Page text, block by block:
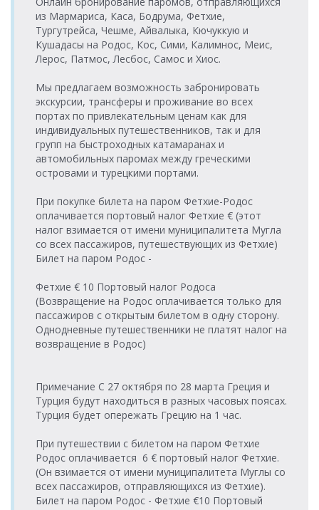
из Мармариса, Каса, Бодрума, Фетхие,
Тургутрейса, Чешме, Айвалыка, Кючуккую и
Кушадасы на Родос, Кос, Сими, Калимнос, Меис,
Лерос, Патмос, Лесбос, Самос и Хиос.
Мы предлагаем возможность забронировать
экскурсии, трансферы и проживание во всех
портах по привлекательным ценам как для
индивидуальных путешественников, так и для
групп на быстроходных катамаранах и
автомобильных паромах между греческими
островами и турецкими портами.
При покупке билета на паром Фетхие-Родос
оплачивается портовый налог Фетхие € (этот
налог взимается от имени муниципалитета Мугла
со всех пассажиров, путешествующих из Фетхие)
Билет на паром Родос -
Фетхие € 10 Портовый налог Родоса
(Возвращение на Родос оплачивается только для
пассажиров с открытым билетом в одну сторону.
Однодневные путешественники не платят налог на
возвращение в Родос)
Примечание С 27 октября по 28 марта Греция и
Турция будут находиться в разных часовых поясах.
Турция будет опережать Грецию на 1 час.
При путешествии с билетом на паром Фетхие
Родос оплачивается 6 € портовый налог Фетхие.
(Он взимается от имени муниципалитета Муглы со
всех пассажиров, отправляющихся из Фетхие).
Билет на паром Родос - Фетхие €10 Портовый